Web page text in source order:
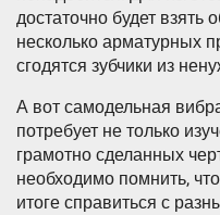
достаточно будет взять
несколько арматурных
сгодятся зубчики из
А вот самодельная
потребует не только
грамотно сделанных
необходимо помнить,
итоге справиться с